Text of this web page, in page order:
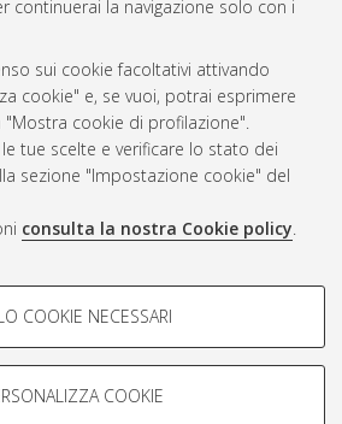
continuerai la navigazione solo con i
sui cookie facoltativi attivando
cookie" e, se vuoi, potrai esprimere
"Mostra cookie di profilazione".
tue scelte e verificare lo stato dei
sezione "Impostazione cookie" del
consulta la nostra Cookie policy.
-
per analizzare le caratteristiche della
profili in base al loro comportamento
COOKIE NECESSARI
COOKIE
7954
-
R3P19R
implementato e
Cookie